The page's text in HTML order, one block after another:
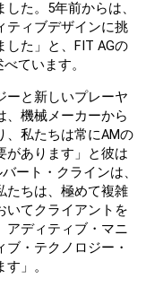
た。5年前からは、
ティブデザインに挑
た」と、FIT AGの
ています。
ーと新しいプレーヤ
、機械メーカーから
、私たちは常にAMの
があります」と彼は
ート・クラインは、
たちは、極めて複雑
いてクライアントを
アディティブ・マニ
・テクノロジー・
」。